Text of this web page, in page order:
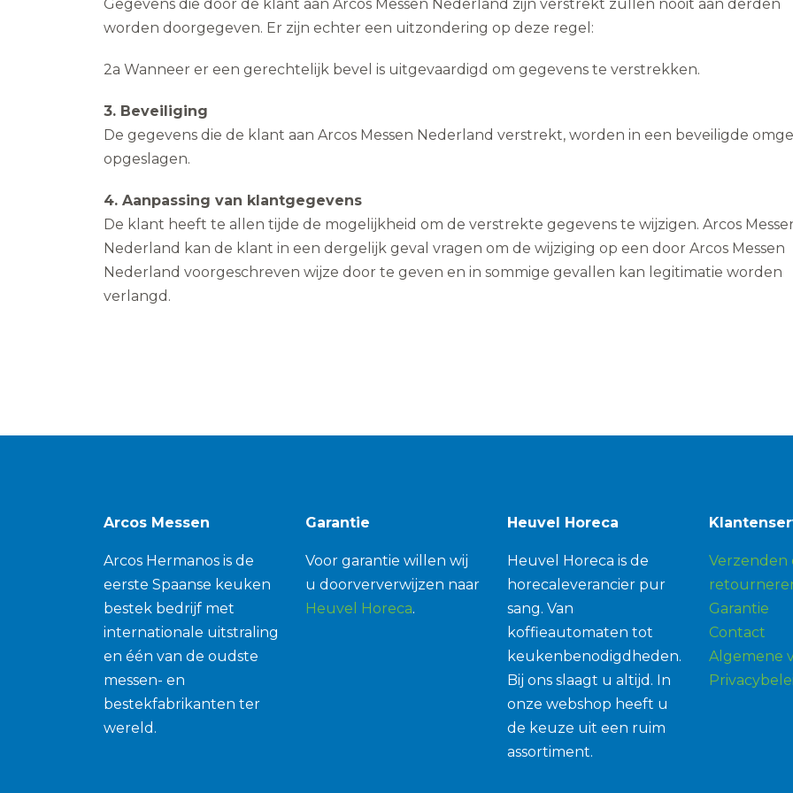
Gegevens die door de klant aan Arcos Messen Nederland zijn verstrekt zullen nooit aan derden
worden doorgegeven. Er zijn echter een uitzondering op deze regel:
2a Wanneer er een gerechtelijk bevel is uitgevaardigd om gegevens te verstrekken.
3. Beveiliging
De gegevens die de klant aan Arcos Messen Nederland verstrekt, worden in een beveiligde
opgeslagen.
4. Aanpassing van klantgegevens
De klant heeft te allen tijde de mogelijkheid om de verstrekte gegevens te wijzigen. Arcos
Nederland kan de klant in een dergelijk geval vragen om de wijziging op een door Arcos Messen
Nederland voorgeschreven wijze door te geven en in sommige gevallen kan legitimatie worden
verlangd.
Arcos Messen
Arcos Hermanos is de
eerste Spaanse keuken
bestek bedrijf met
internationale uitstraling
en één van de oudste
messen- en
bestekfabrikanten ter
wereld.
Garantie
Voor garantie willen wij
u doorververwijzen naar
Heuvel Horeca.
Heuvel Horeca
Heuvel Horeca is de
horecaleverancier pur
sang. Van
koffieautomaten tot
keukenbenodigdheden.
Bij ons slaagt u altijd. In
onze webshop heeft u
de keuze uit een ruim
assortiment.
Verzenden
Garantie
Contact
Algemene